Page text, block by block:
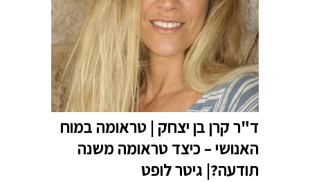
ד"ר קרן בן יצחק | טראומה במוח
האנושי – כיצד טראומה משנה
תודעה?| גיטר לופט